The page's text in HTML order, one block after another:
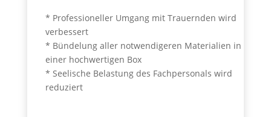
* Professioneller Umgang mit Trauernden wird
verbessert
* Bündelung aller notwendigeren Materialien in
einer hochwertigen Box
* Seelische Belastung des Fachpersonals wird
reduziert